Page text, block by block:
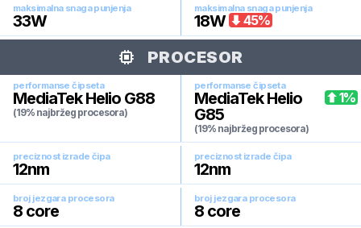
maksimalna snaga punjenja
33W
maksimalna snaga punjenja
18W 45%
PROCESOR
performanse čipseta
MediaTek Helio G88
(19% najbržeg procesora)
performanse čipseta
MediaTek Helio
G85
(19% najbržeg procesora)
1%
preciznost izrade čipa
12nm
preciznost izrade čipa
12nm
broj jezgara procesora
8 core
broj jezgara procesora
8 core